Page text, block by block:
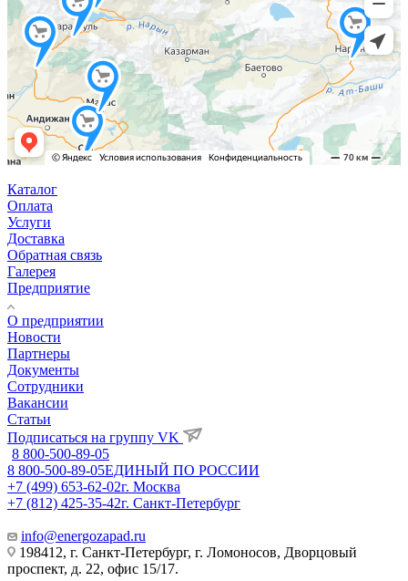
Каталог
Оплата
Услуги
Доставка
Обратная связь
Галерея
Предприятие
О предприятии
Новости
Партнеры
Документы
Сотрудники
Вакансии
Статьи
Подписаться на группу VK
8 800-500-89-05
8 800-500-89-05ЕДИНЫЙ ПО РОССИИ
+7 (499) 653-62-02г. Москва
+7 (812) 425-35-42г. Санкт-Петербург
info@energozapad.ru
198412, г. Санкт-Петербург, г. Ломоносов, Дворцовый
проспект, д. 22, офис 15/17.